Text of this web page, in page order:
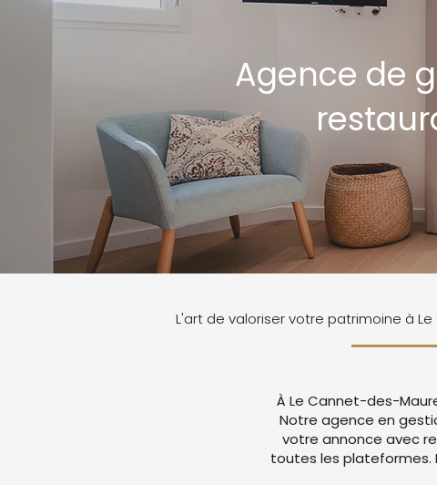
Agence de
L'art de valoriser votre patrimoine à
À Le Cannet-des-
Notre agence en
votre annonce avec
toutes les plateformes.